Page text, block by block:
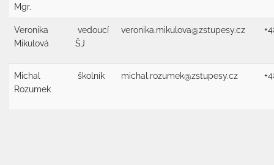
Mgr.
Veronika
Mikulová
vedoucí
ŠJ
veronika.mikulova@zstupesy.cz
Michal
Rozumek
školník michal.rozumek@zstupesy.cz